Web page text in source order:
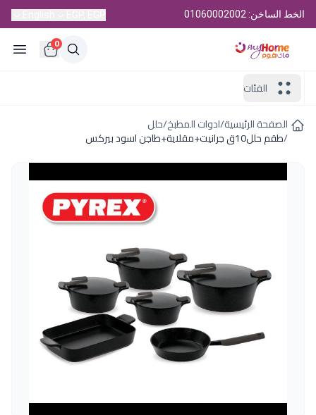
الخط الساخن: 01060002002
0
الفئات
الصفحة الرئيسية/ادوات المطبخ/حلل
/طقم حلل10ق جرانيت+مقلاية+طاجن اسود بيركس